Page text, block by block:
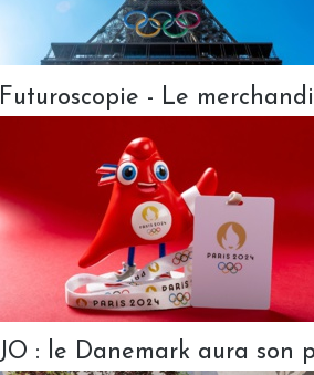
Futuroscopie - Le
JO : le Danemark aura son